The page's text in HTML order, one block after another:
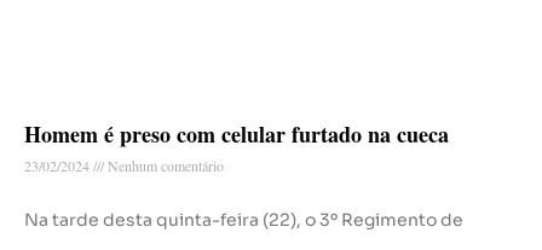
Homem é preso com celular furtado na cueca
23/02/2024 Nenhum comentário
Na tarde desta quinta-feira (22), o 3º Regimento de